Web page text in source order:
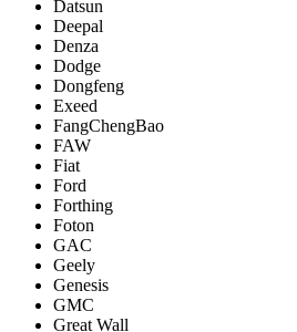
Datsun
Deepal
Denza
Dodge
Dongfeng
Exeed
FangChengBao
FAW
Fiat
Ford
Forthing
Foton
GAC
Geely
Genesis
GMC
Great Wall